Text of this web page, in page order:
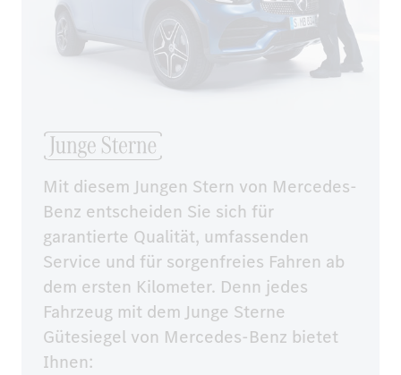
Mit diesem Jungen Stern von Mercedes-
Benz entscheiden Sie sich für
garantierte Qualität, umfassenden
Service und für sorgenfreies Fahren ab
dem ersten Kilometer. Denn jedes
Fahrzeug mit dem Junge Sterne
Gütesiegel von Mercedes-Benz bietet
Ihnen: